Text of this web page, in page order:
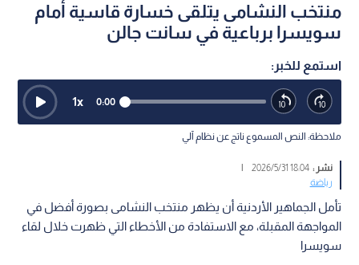
منتخب النشامى يتلقى خسارة قاسية أمام
سويسرا برباعية في سانت جالن
استمع للخبر:
0:00
1x
ملاحظة: النص المسموع ناتج عن نظام آلي
نشر :18:04 2026/5/31
|
رياضة
تأمل الجماهير الأردنية أن يظهر منتخب النشامى بصورة أفضل في
المواجهة المقبلة، مع الاستفادة من الأخطاء التي ظهرت خلال لقاء
سويسرا